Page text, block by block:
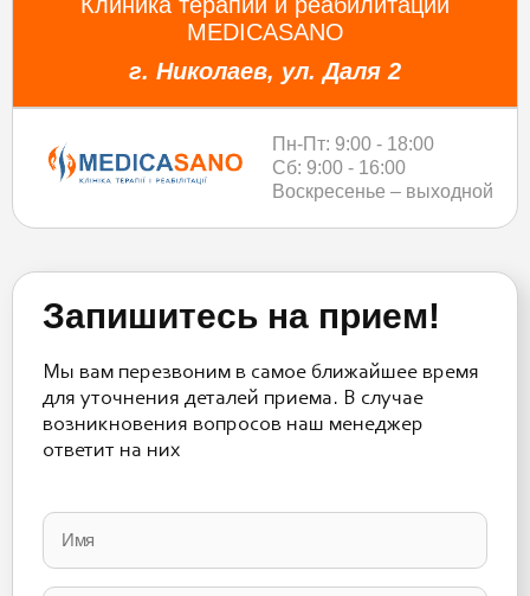
MEDICASANO
г. Николаев, ул. Даля 2
Пн-Пт: 9:00 - 18:00
Сб: 9:00 - 16:00
Воскресенье – выходной
Запишитесь на прием!
Мы вам перезвоним в самое ближайшее время
для уточнения деталей приема. В случае
возникновения вопросов наш менеджер
ответит на них
leave
this
field
empty.